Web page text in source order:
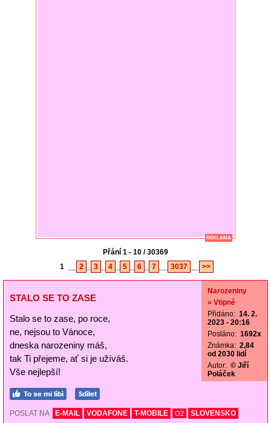
REKLAMA
Přání 1 - 10 / 30369
1
2 3 4 5 6 7 3037 >>
STALO SE TO ZASE
Stalo se to zase, po roce,
ne, nejsou to Vánoce,
dneska narozeniny máš,
tak Ti přejeme, ať si je užíváš.
Vše nejlepší!
Narozeniny
» Vtipné
Přidáno: 14. 2.
2023 - 20:16
Posláno: 1692x
Známka: 2,84
od 2030 lidí
Autor: © Jiří
Poláček
POSLAT NA E-MAIL VODAFONE T-MOBILE O2
SLOVENSKO